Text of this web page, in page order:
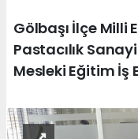
Gölbaşı İlçe Milli
Pastacılık
Mesleki Eğitim İş